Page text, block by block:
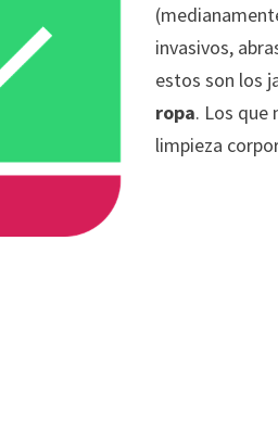
invasivos,
estos son los
ropa. Los que
limpieza